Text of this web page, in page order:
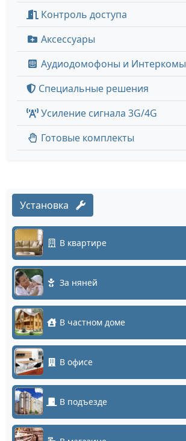
Контроль доступа
Аксессуары
Аудиодомофоны и Интеркомы
Специальные решения
Усиление сигнала 3G/4G
Готовые комплекты
Установка
В квартире
За няней
В частном доме
В офисе
В подъезде